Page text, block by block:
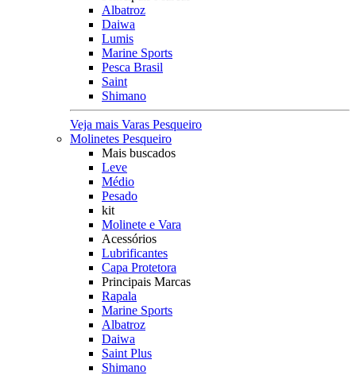
Albatroz
Daiwa
Lumis
Marine Sports
Pesca Brasil
Saint
Shimano
Veja mais Varas Pesqueiro
Molinetes Pesqueiro
Mais buscados
Leve
Médio
Pesado
kit
Molinete e Vara
Acessórios
Lubrificantes
Capa Protetora
Principais Marcas
Rapala
Marine Sports
Albatroz
Daiwa
Saint Plus
Shimano